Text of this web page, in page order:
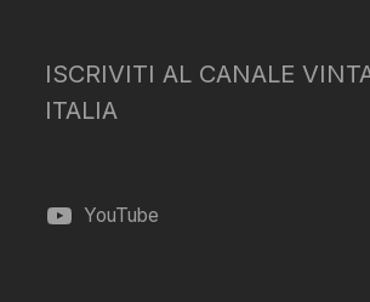
ISCRIVITI AL CANALE
ITALIA
YouTube